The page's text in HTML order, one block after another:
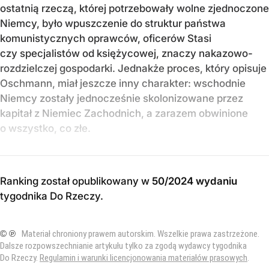
ostatnią rzeczą, której potrzebowały wolne zjednoczone
Niemcy, było wpuszczenie do struktur państwa
komunistycznych oprawców, oficerów Stasi
czy specjalistów od księżycowej, znaczy nakazowo-
rozdzielczej gospodarki. Jednakże proces, który opisuje
Oschmann, miał jeszcze inny charakter: wschodnie
Niemcy zostały jednocześnie skolonizowane przez
kapitał z Niemiec Zachodnich, a zarazem obwinione
o wszystko, co złe.
Ranking został opublikowany w 50/2024 wydaniu
tygodnika Do Rzeczy.
© ℗ Materiał chroniony prawem autorskim. Wszelkie prawa zastrzeżone.
Dalsze rozpowszechnianie artykułu tylko za zgodą wydawcy tygodnika
Do Rzeczy. Regulamin i warunki licencjonowania materiałów prasowych